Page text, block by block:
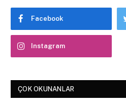
Facebook
Instagram
ÇOK OKUNANLAR